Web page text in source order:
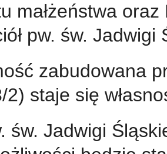
małżeństwa
pw. św.
zabudowana
2) staje się
św. Jadwigi